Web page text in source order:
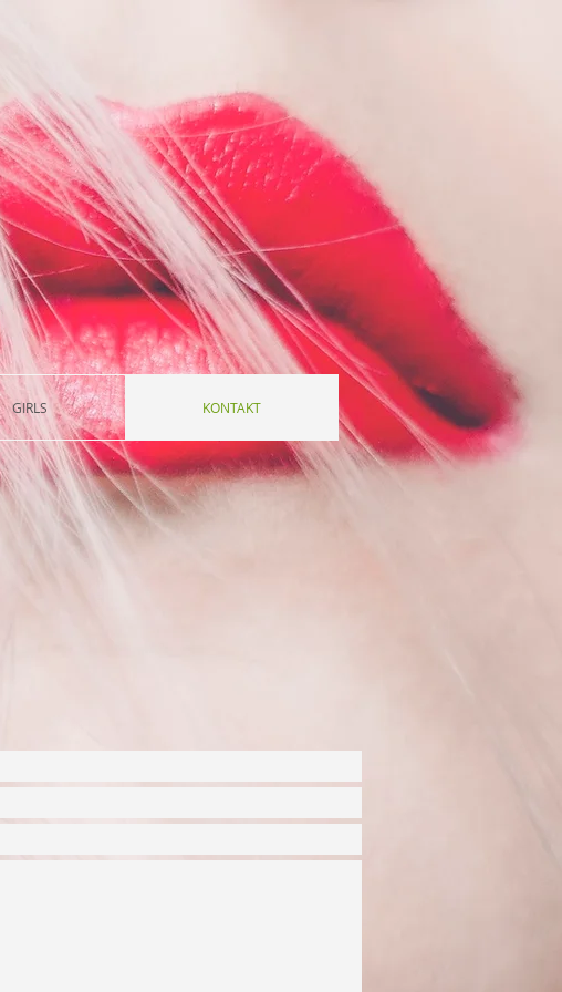
GIRLS KONTAKT